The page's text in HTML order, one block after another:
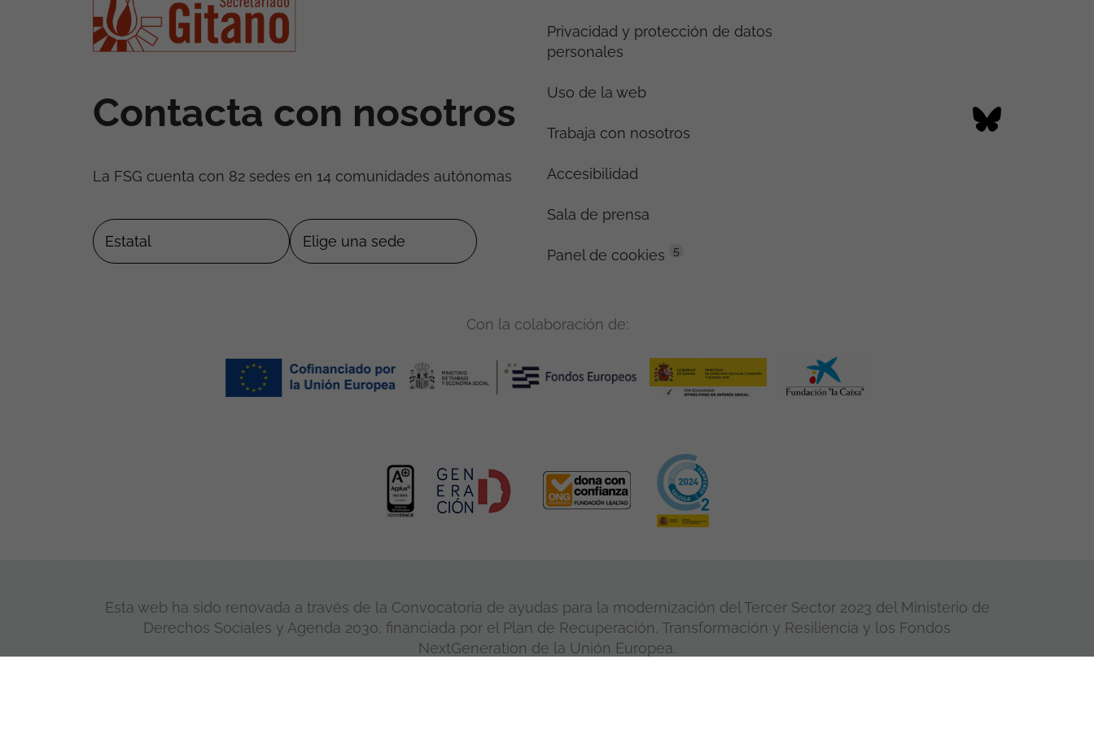
Contacta con nosotros
La FSG cuenta con 82 sedes en 14 comunidades autónomas
Privacidad y protección de datos
personales
Uso de la web
Trabaja con nosotros
Accesibilidad
Sala de prensa
Panel de cookies 5
Con la colaboración de:
Esta web ha sido renovada a través de la Convocatoria de ayudas para la modernización del Tercer Sector 2023 del Ministerio de
Derechos Sociales y Agenda 2030, financiada por el Plan de Recuperación, Transformación y Resiliencia y los Fondos
NextGeneration de la Unión Europea.